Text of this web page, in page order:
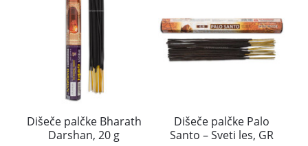
Dišeče palčke Bharath
Darshan, 20 g
Dišeče palčke Palo
Santo – Sveti les, GR